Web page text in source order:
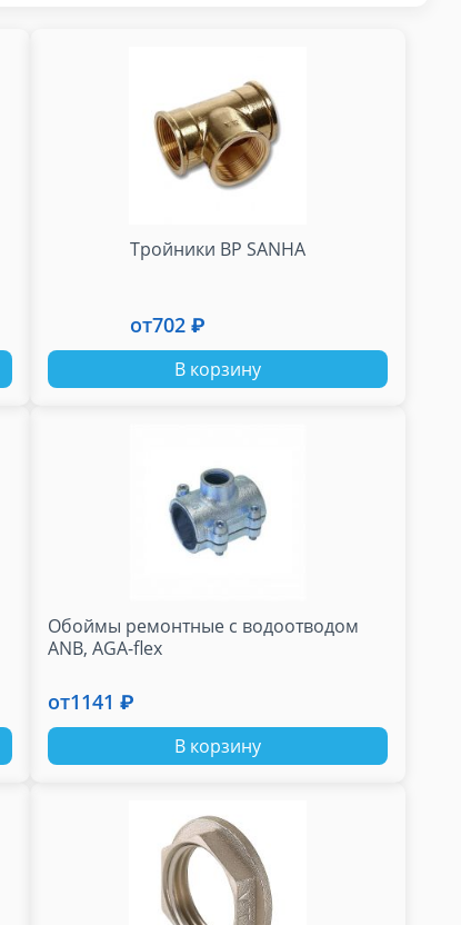
Тройники ВР SANHA
от702 ₽
В корзину
Обоймы ремонтные с водоотводом
ANB, AGA-flex
от1141 ₽
В корзину